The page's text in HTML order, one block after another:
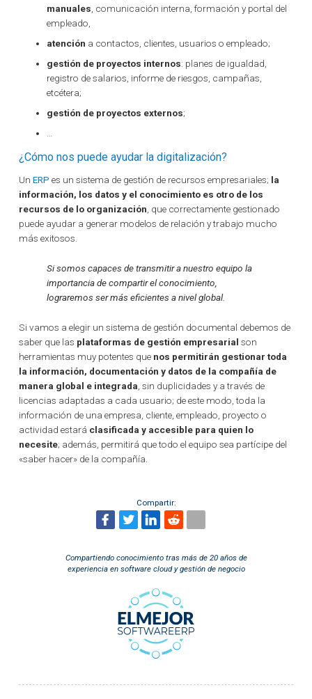
manuales , comunicación interna, formación y portal del
empleado,
atención a contactos, clientes, usuarios o empleado;
gestión de proyectos internos: planes de igualdad,
registro de salarios, informe de riesgos, campañas,
etcétera;
gestión de proyectos externos;
…
¿Cómo nos puede ayudar la digitalización?
UnERP es un sistema de gestión de recursos empresariales; la
información, los datos y el conocimiento es otro de los
recursos de lo organización, que correctamente gestionado
puede ayudar a generar modelos de relación y trabajo mucho
más exitosos.
Si somos capaces de transmitir a nuestro equipo la
importancia de compartir el conocimiento,
lograremos ser más eficientes a nivel global.
Si vamos a elegir un sistema de gestión documental debemos de
saber que las plataformas de gestión empresarial son
herramientas muy potentes que nos permitirán gestionar toda
la información, documentación y datos de la compañía de
manera global e integrada , sin duplicidades y a través de
licencias adaptadas a cada usuario; de este modo, toda la
información de una empresa, cliente, empleado, proyecto o
actividad estará clasificada y accesible para quien lo
necesite; además, permitirá que todo el equipo sea partícipe del
«saber hacer» de la compañía.
Compartir:
Compartiendo conocimiento tras más de 20 años de
experiencia en software cloud y gestión de negocio